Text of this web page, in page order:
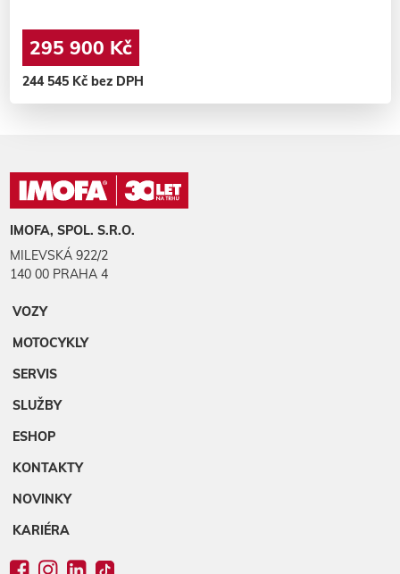
295 900 Kč
244 545 Kč bez DPH
IMOFA, SPOL. S.R.O.
MILEVSKÁ 922/2
140 00 PRAHA 4
VOZY
MOTOCYKLY
SERVIS
SLUŽBY
ESHOP
KONTAKTY
NOVINKY
KARIÉRA